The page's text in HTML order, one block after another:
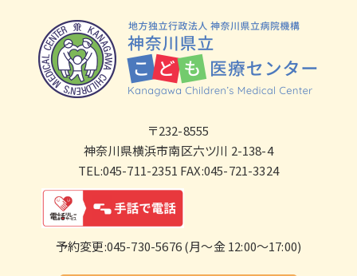
〒232-8555
神奈川県横浜市南区六ツ川 2-138-4
TEL:045-711-2351 FAX:045-721-3324
予約変更:045-730-5676 (月～金 12:00～17:00)